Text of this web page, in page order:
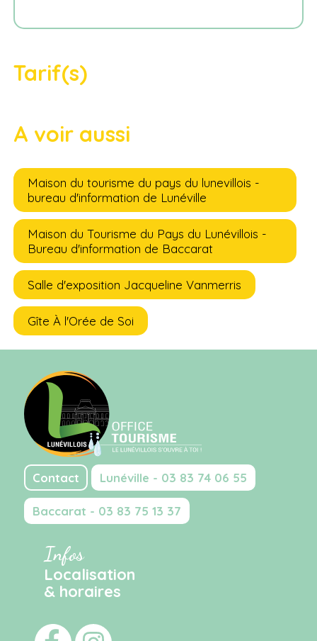
Tarif(s)
A voir aussi
Maison du tourisme du pays du lunevillois -
bureau d'information de Lunéville
Maison du Tourisme du Pays du Lunévillois -
Bureau d'information de Baccarat
Salle d'exposition Jacqueline Vanmerris
Gîte À l'Orée de Soi
Contact Lunéville - 03 83 74 06 55
Baccarat - 03 83 75 13 37
Infos
Localisation
& horaires